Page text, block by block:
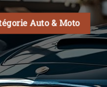
Auto & Moto